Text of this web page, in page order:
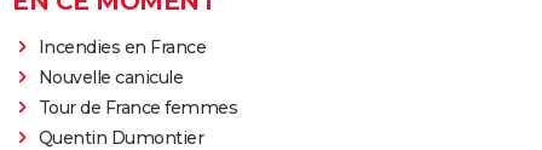
Incendies en France
Nouvelle canicule
Tour de France femmes
Quentin Dumontier